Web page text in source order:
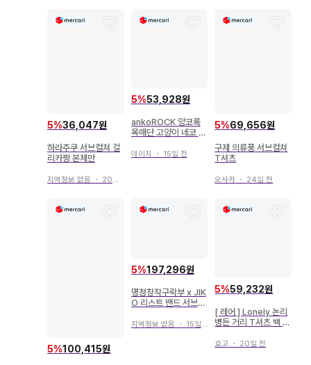
5%36,047원
하라주쿠 서브컬쳐 걸
리카짱 본체만
지역정보 없음 ・ 20일 전
5%53,928원
ankoROCK 앙코록
목매단 고양이 네코 티
아이치 ・ 15일 전
5%69,656원
구제 의류풍 서브컬쳐
T셔츠
오사카 ・ 24일 전
5%100,415원
5%197,296원
명정창작구락부 x JIK
O 리스트 밴드 서브컬
지역정보 없음 ・ 15일 전
5%59,232원
[ 레어 ] Lonely 논리
병든 거리 T셔츠 백 프
효고 ・ 20일 전